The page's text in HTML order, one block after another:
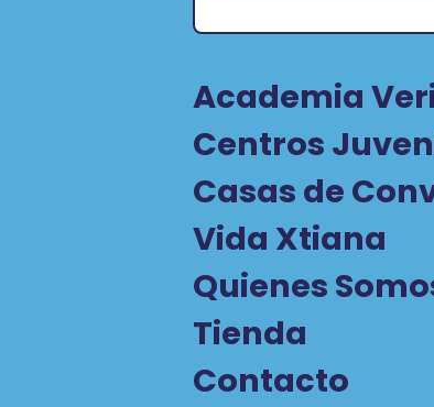
Academia
Centros
Casas de
Vida Xtiana
Quienes
Tienda
Contacto